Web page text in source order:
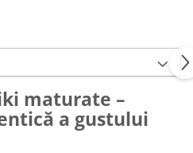
maturate –
a gustului